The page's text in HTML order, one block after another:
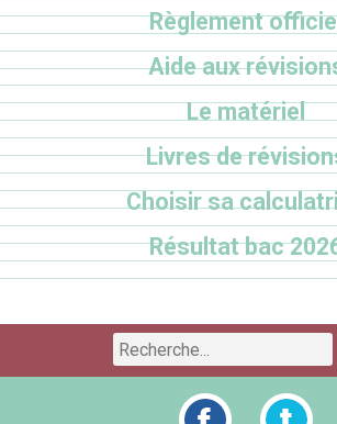
Règlement
Aide aux
Le matériel
Livres de
Choisir sa
Résultat bac